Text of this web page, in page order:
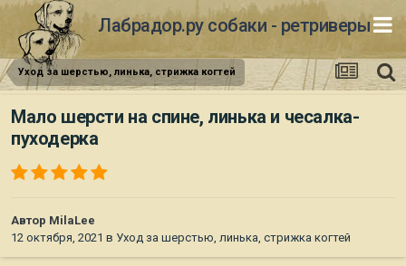
Лабрадор.ру собаки - ретриверы
Уход за шерстью, линька, стрижка когтей
Мало шерсти на спине, линька и чесалка-
пуходерка
Автор MilaLee
12 октября, 2021 в Уход за шерстью, линька, стрижка когтей